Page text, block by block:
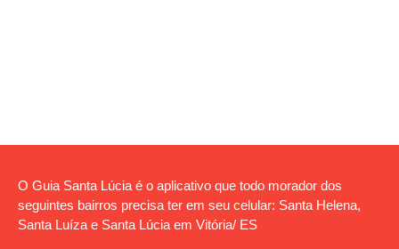
O Guia Santa Lúcia é o aplicativo que todo morador dos
seguintes bairros precisa ter em seu celular: Santa Helena,
Santa Luíza e Santa Lúcia em Vitória/ ES